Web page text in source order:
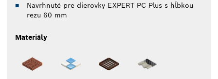
Navrhnuté pre dierovky EXPERT PC Plus s hĺbkou
rezu 60 mm
Materiály